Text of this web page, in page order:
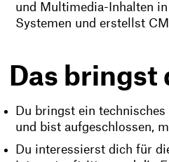
und Multimedia-Inhalten
Systemen und erstellst
Das bringst
Du bringst ein
und bist aufgeschlossen,
Du interessierst dich für